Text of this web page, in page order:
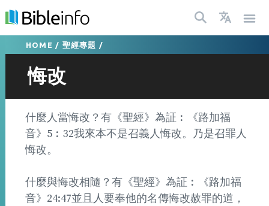
HOME / 聖經專題 /
悔改
什麼人當悔改？有《聖經》為証︰《路加福
音》5︰32我來本不是召義人悔改。乃是召罪人
悔改。
什麼與悔改相隨？有《聖經》為証︰《路加福
音》24:47並且人要奉他的名傳悔改赦罪的道，